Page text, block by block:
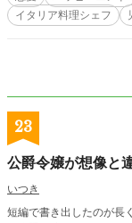
イタリア料理シェフ
23
公爵令嬢が想像と
いつき
短編で書き出したのが長